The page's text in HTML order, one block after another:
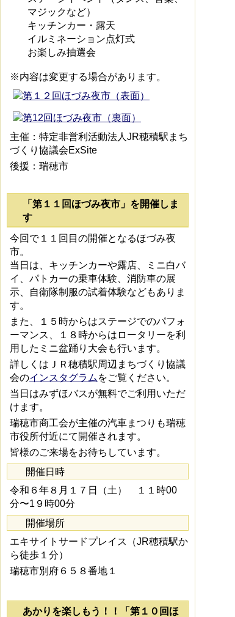
マジックなど）
キッチンカー・露天
イルミネーション点灯式
お楽しみ抽選会
※内容は変更する場合があります。
主催：特定非営利活動法人JR穂積駅まち
づくり協議会ExSite
後援：瑞穂市
「第１１回ほづみ夜市」を開催しま
す
今回で１１回目の開催となるほづみ夜
市。
当日は、キッチンカーや露店、ミニ白バ
イ、パトカーの乗車体験、消防車の展
示、自衛隊制服の試着体験などもありま
す。
また、１５時からはステージでのパフォ
ーマンス、１８時からはロータリーを利
用したミニ盆踊り大会も行います。
詳しくはＪＲ穂積駅周辺まちづくり協議
会のインスタグラム をご覧ください。
当日はみずほバスが無料でご利用いただ
けます。
瑞穂市商工会が主催の汽車まつりも瑞穂
市役所付近にて開催されます。
皆様のご来場をお待ちしています。
開催日時
令和６年８月１７日（土） １１時00
分〜1９時00分
開催場所
エキサイトサードプレイス（JR穂積駅か
ら徒歩１分）
瑞穂市別府６５８番地１
あかりを楽しもう！！「第１０回ほ